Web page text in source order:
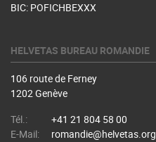
BIC: POFICHBEXXX
HELVETAS BUREAU ROMANDIE
106 route de Ferney
1202 Genève
Tél.:
+41 21 804 58 00
E-Mail:
romandie@helvetas.org